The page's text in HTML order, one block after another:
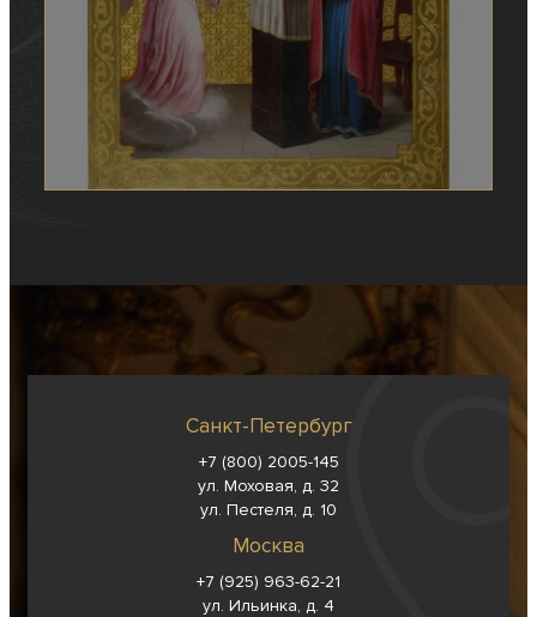
Санкт-Петербург
+7 (800) 2005-145
ул. Моховая, д. 32
ул. Пестеля, д. 10
Москва
+7 (925) 963-62-21
ул. Ильинка, д. 4